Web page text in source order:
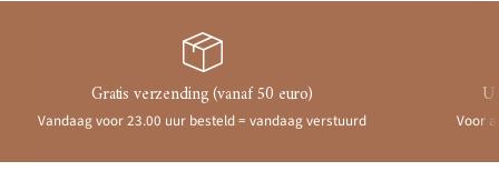
Gratis verzending (vanaf 50 euro)
Vandaag voor 23.00 uur besteld = vandaag verstuurd Voor